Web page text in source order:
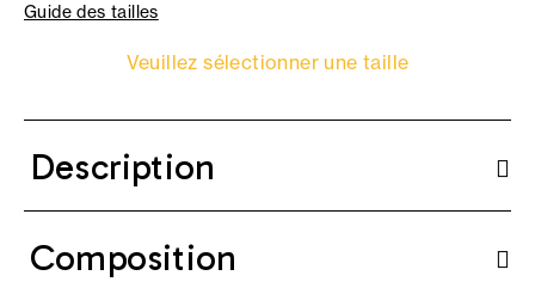
Guide des tailles
Veuillez sélectionner une taille
Description
Composition